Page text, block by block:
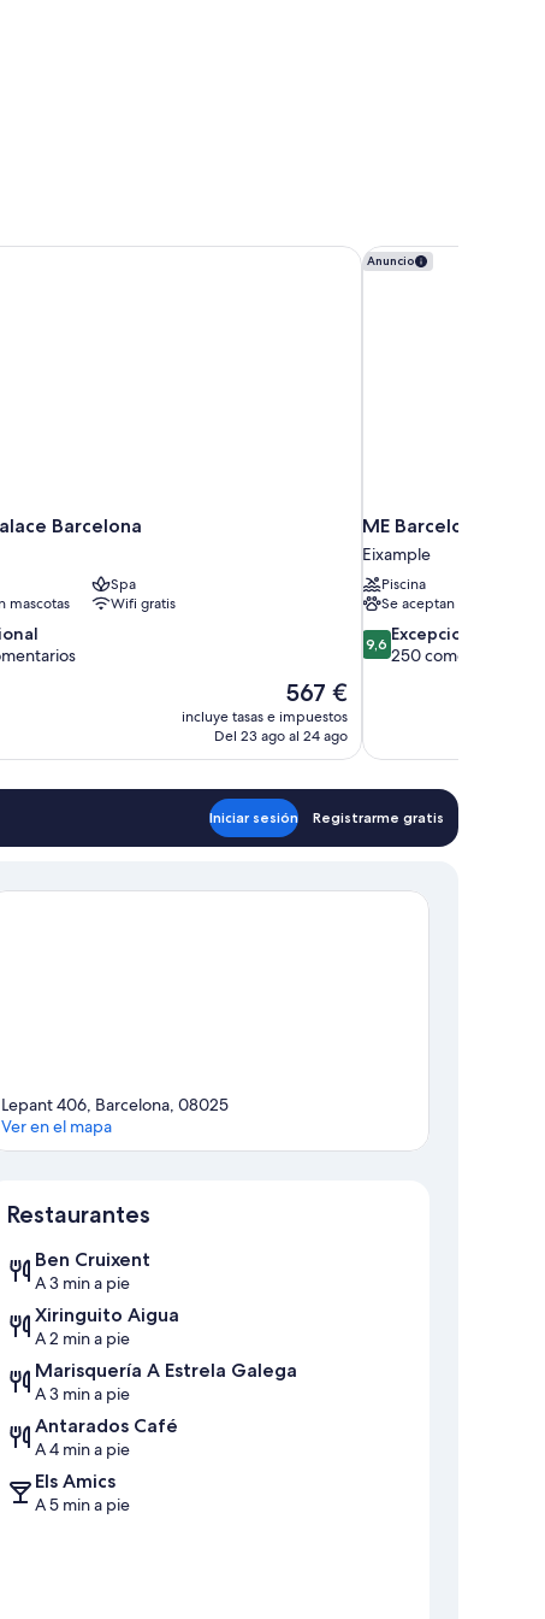
Barcelona
Spa
mascotas
Wifi gratis
El
precio
actual
567 €
567 €
incluye tasas e impuestos
Del 23 ago al 24 ago
Barcelona Anuncio
ME Barcelona
Eixample
Piscina
Se aceptan mascotas
9.6
sobre
9,6 Excepcional
250 comentarios
ME Barcelona
Iniciar sesión Registrarme gratis
Lepant 406, Barcelona, 08025
Ver en el mapa
Restaurantes
Ben Cruixent
A 3 min a pie
Xiringuito Aigua
A 2 min a pie
Marisquería A Estrela Galega
A 3 min a pie
Antarados Café
A 4 min a pie
Els Amics
A 5 min a pie